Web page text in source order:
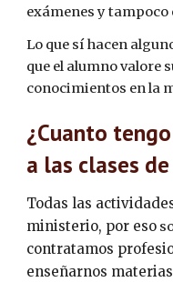
exámenes y
Lo que sí hacen
que el alumno valore
conocimientos en la
¿Cuanto
a las clases
Todas las
ministerio, por eso
contratamos
enseñarnos